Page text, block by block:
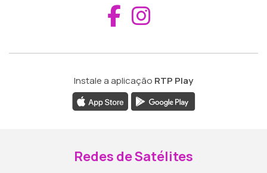
Aceder ao
Instale a aplicação RTP Play
Redes de Satélites